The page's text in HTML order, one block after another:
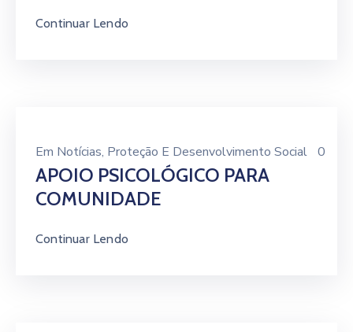
Continuar Lendo
Em Notícias‚ Proteção E Desenvolvimento Social 0
APOIO PSICOLÓGICO PARA
COMUNIDADE
Continuar Lendo